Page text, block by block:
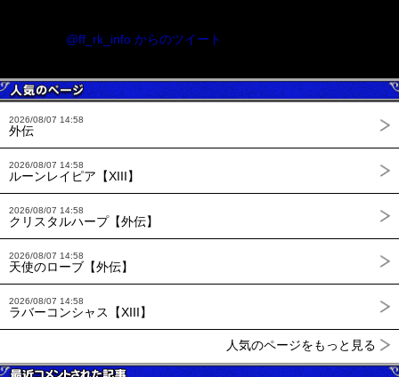
@ff_rk_info からのツイート
2026/08/07 14:58
外伝
2026/08/07 14:58
ルーンレイピア【XIII】
2026/08/07 14:58
クリスタルハープ【外伝】
2026/08/07 14:58
天使のローブ【外伝】
2026/08/07 14:58
ラバーコンシャス【XIII】
人気のページをもっと見る